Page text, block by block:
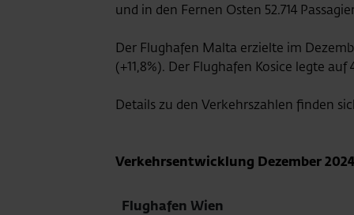
und in den Fernen Osten 52.714
Der Flughafen Malta erzielte im
(+11,8%). Der Flughafen Kosice legte auf
Details zu den Verkehrszahlen finden
Verkehrsentwicklung Dezember 2024
Flughafen Wien